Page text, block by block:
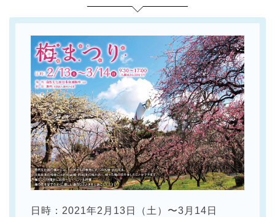
日時：2021年2月13日（土）〜3月14日